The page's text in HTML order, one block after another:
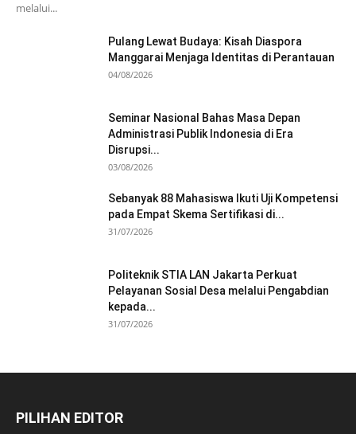
melalui...
Pulang Lewat Budaya: Kisah Diaspora
Manggarai Menjaga Identitas di Perantauan
04/08/2026
Seminar Nasional Bahas Masa Depan
Administrasi Publik Indonesia di Era
Disrupsi...
03/08/2026
Sebanyak 88 Mahasiswa Ikuti Uji Kompetensi
pada Empat Skema Sertifikasi di...
31/07/2026
Politeknik STIA LAN Jakarta Perkuat
Pelayanan Sosial Desa melalui Pengabdian
kepada...
31/07/2026
PILIHAN EDITOR